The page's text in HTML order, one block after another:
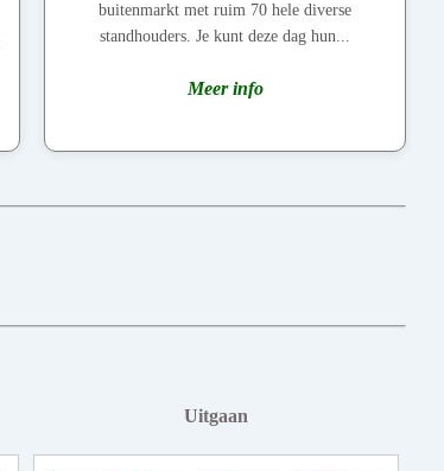
buitenmarkt met ruim 70 hele diverse
standhouders. Je kunt deze dag hun...
Meer info
Uitgaan